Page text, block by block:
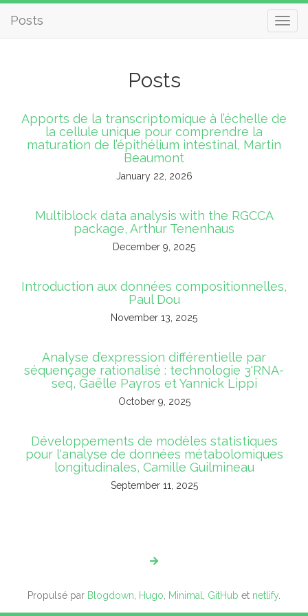
Posts
Posts
Apports de la transcriptomique à l’échelle de
la cellule unique pour comprendre la
maturation de l’épithélium intestinal, Martin
Beaumont
January 22, 2026
Multiblock data analysis with the RGCCA
package, Arthur Tenenhaus
December 9, 2025
Introduction aux données compositionnelles,
Paul Dou
November 13, 2025
Analyse d’expression différentielle par
séquençage rationalisé : technologie 3'RNA-
seq, Gaëlle Payros et Yannick Lippi
October 9, 2025
Développements de modèles statistiques
pour l'analyse de données métabolomiques
longitudinales, Camille Guilmineau
September 11, 2025
Propulsé par Blogdown Hugo Minimal GitHub et netlify